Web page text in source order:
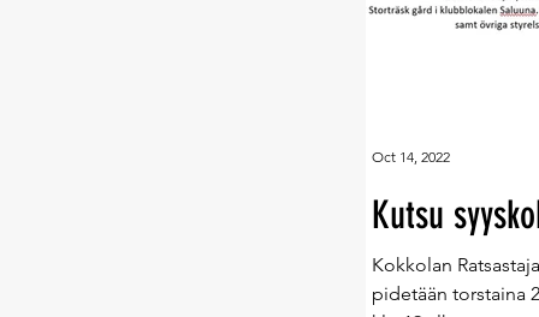
Kutsu
Kokkolan
pidetään torstaina
Oct 14, 2022